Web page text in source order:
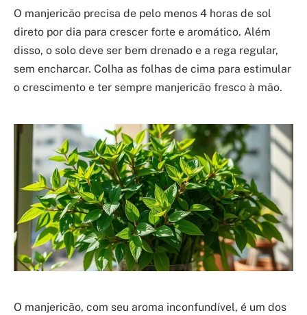
O manjericão precisa de pelo menos 4 horas de sol
direto por dia para crescer forte e aromático. Além
disso, o solo deve ser bem drenado e a rega regular,
sem encharcar. Colha as folhas de cima para estimular
o crescimento e ter sempre manjericão fresco à mão.
O manjericão, com seu aroma inconfundível, é um dos